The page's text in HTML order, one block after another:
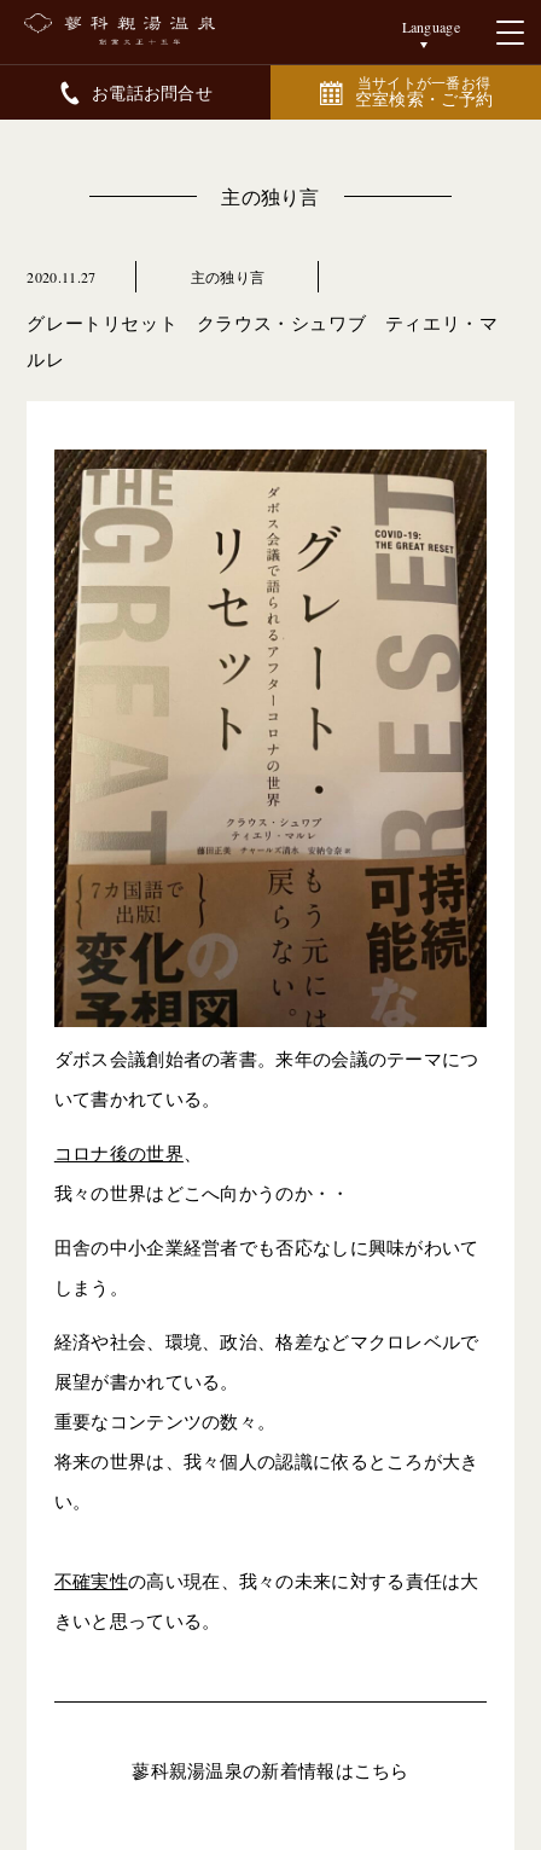
Language
お電話お問合せ 当サイトが一番お得
空室検索・ご予約
主の独り言
2020.11.27 主の独り言
グレートリセット クラウス・シュワブ ティエリ・マ
ルレ
ダボス会議創始者の著書。来年の会議のテーマにつ
いて書かれている。
コロナ後の世界
我々の世界はどこへ向かうのか・・
田舎の中小企業経営者でも否応なしに興味がわいて
しまう。
経済や社会、環境、政治、格差などマクロレベルで
展望が書かれている。
重要なコンテンツの数々。
将来の世界は、我々個人の認識に依るところが大き
い。
不確実性の高い現在、我々の未来に対する責任は大
きいと思っている。
蓼科親湯温泉の新着情報はこちら